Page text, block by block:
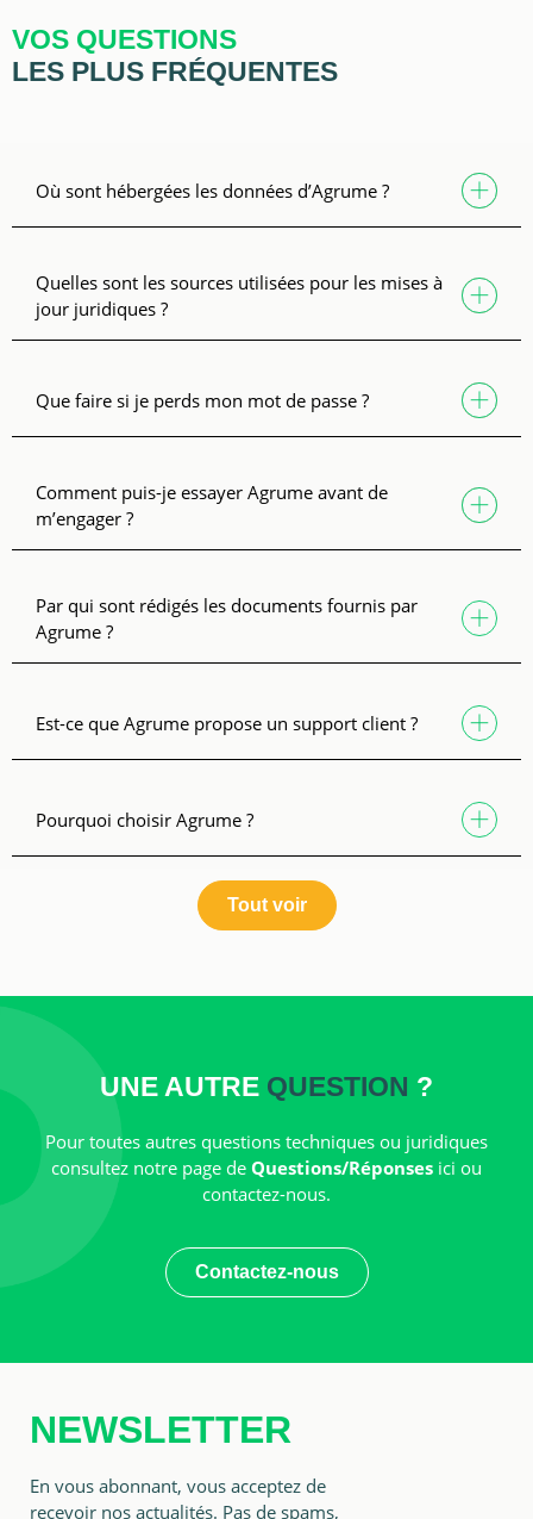
VOS QUESTIONS
LES PLUS FRÉQUENTES
Où sont hébergées les données d’Agrume ?
Quelles sont les sources utilisées pour les mises à
jour juridiques ?
Que faire si je perds mon mot de passe ?
Comment puis-je essayer Agrume avant de
m’engager ?
Par qui sont rédigés les documents fournis par
Agrume ?
Est-ce que Agrume propose un support client ?
Pourquoi choisir Agrume ?
Tout voir
UNE AUTRE QUESTION ?
Pour toutes autres questions techniques ou juridiques
consultez notre page de Questions/Réponses ici ou
contactez-nous.
Contactez-nous
NEWSLETTER
En vous abonnant, vous acceptez de
recevoir nos actualités. Pas de spams,